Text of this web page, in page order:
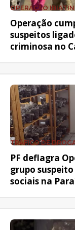
OPERAÇÃO
Operação
suspeitos
criminosa no
TRÁFICO DE
PF deflagra
grupo
sociais na